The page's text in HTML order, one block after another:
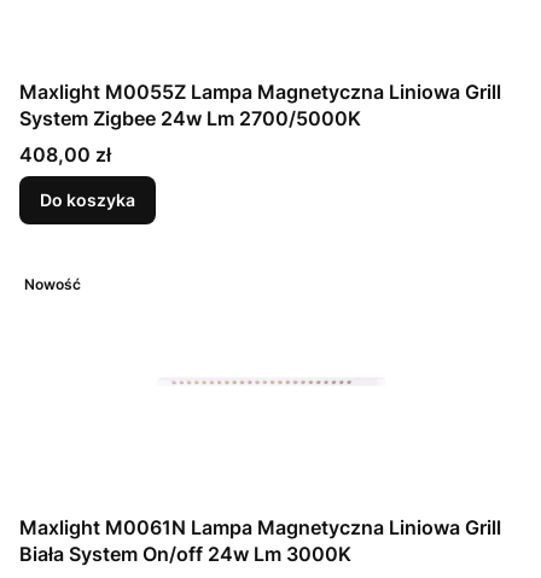
Maxlight M0055Z Lampa Magnetyczna Liniowa Grill
System Zigbee 24w Lm 2700/5000K
Cena
408,00 zł
Do koszyka
Nowość
Maxlight M0061N Lampa Magnetyczna Liniowa Grill
Biała System On/off 24w Lm 3000K